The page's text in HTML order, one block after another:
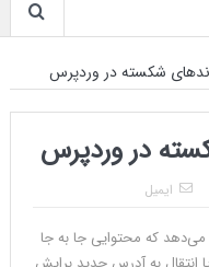
شکسته در وردپرس
در وردپرس
ایمیل
که محتوایی جا به جا